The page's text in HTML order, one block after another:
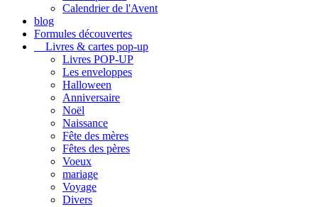
Calendrier de l'Avent
blog
Formules découvertes
Livres & cartes pop-up
Livres POP-UP
Les enveloppes
Halloween
Anniversaire
Noël
Naissance
Fête des mères
Fêtes des pères
Voeux
mariage
Voyage
Divers